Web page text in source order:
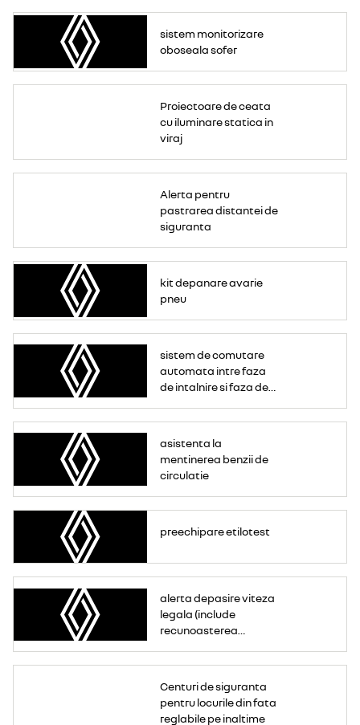
sistem monitorizare
oboseala sofer
Proiectoare de ceata
cu iluminare statica in
viraj
Alerta pentru
pastrarea distantei de
siguranta
kit depanare avarie
pneu
sistem de comutare
automata intre faza
de intalnire si faza de
asistenta la
mentinerea benzii de
circulatie
preechipare etilotest
alerta depasire viteza
legala (include
recunoasterea
Centuri de siguranta
pentru locurile din fata
reglabile pe inaltime